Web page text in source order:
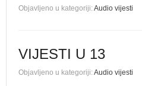
Objavljeno u kategoriji:Audio vijesti
VIJESTI U 13
Objavljeno u kategoriji:Audio vijesti